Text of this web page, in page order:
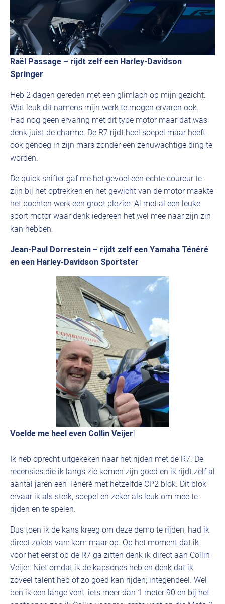
Raël Passage – rijdt zelf een Harley-Davidson
Springer
Heb 2 dagen gereden met een glimlach op mijn gezicht.
Wat leuk dit namens mijn werk te mogen ervaren ook.
Had nog geen ervaring met dit type motor maar dat was
denk juist de charme. De R7 rijdt heel soepel maar heeft
ook genoeg in zijn mars zonder een zenuwachtige ding te
worden.
De quick shifter gaf me het gevoel een echte coureur te
zijn bij het optrekken en het gewicht van de motor maakte
het bochten werk een groot plezier. Al met al een leuke
sport motor waar denk iedereen het wel mee naar zijn zin
kan hebben.
Jean-Paul Dorrestein – rijdt zelf een Yamaha Ténéré
en een Harley-Davidson Sportster
Voelde me heel even Collin Veijer!
Ik heb oprecht uitgekeken naar het rijden met de R7. De
recensies die ik langs zie komen zijn goed en ik rijdt zelf al
aantal jaren een Ténéré met hetzelfde CP2 blok. Dit blok
ervaar ik als sterk, soepel en zeker als leuk om mee te
rijden en te spelen.
Dus toen ik de kans kreeg om deze demo te rijden, had ik
direct zoiets van: kom maar op. Op het moment dat ik
voor het eerst op de R7 ga zitten denk ik direct aan Collin
Veijer. Niet omdat ik de kapsones heb en denk dat ik
zoveel talent heb of zo goed kan rijden; integendeel. Wel
ben ik een lange vent, iets meer dan 1 meter 90 en bij het